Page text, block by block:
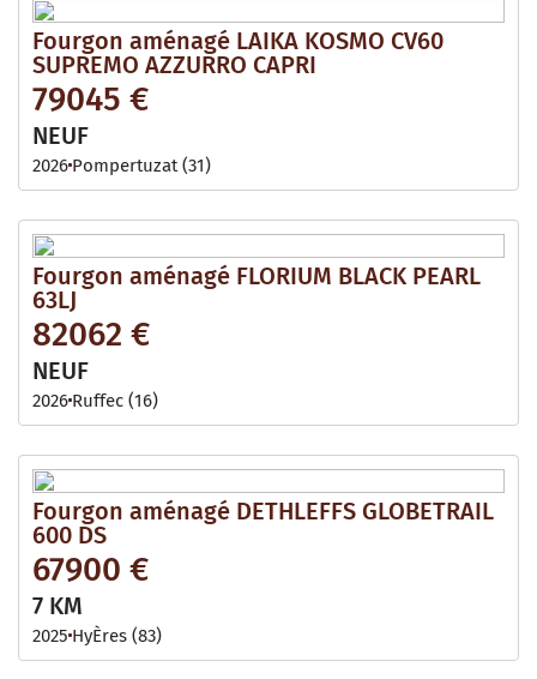
Fourgon aménagé LAIKA KOSMO CV60
SUPREMO AZZURRO CAPRI
79045 €
NEUF
2026 Pompertuzat (31)
Fourgon aménagé FLORIUM BLACK PEARL
63LJ
82062 €
NEUF
2026 Ruffec (16)
Fourgon aménagé DETHLEFFS GLOBETRAIL
600 DS
67900 €
7 KM
2025 HyÈres (83)